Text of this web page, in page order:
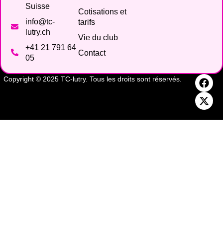
Suisse
info@tc-
lutry.ch
+41 21 791 64
05
Cotisations et
tarifs
Vie du club
Contact
Copyright © 2025 TC-lutry. Tous les droits sont réservés.